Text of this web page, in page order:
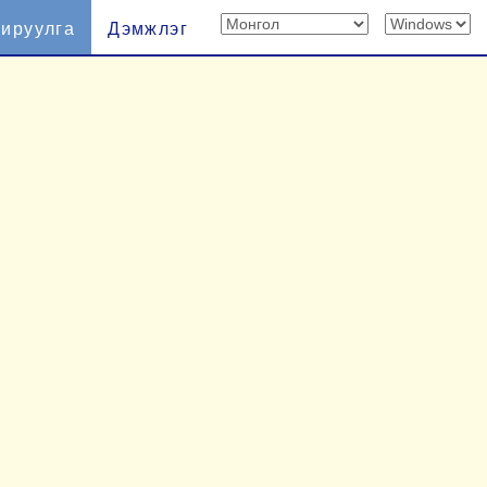
Дэмжлэг